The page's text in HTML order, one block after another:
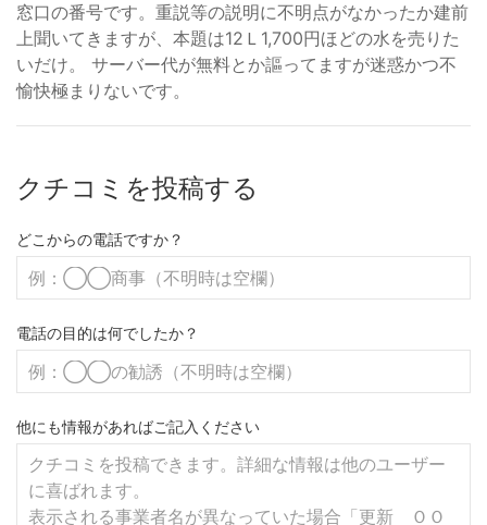
窓口の番号です。重説等の説明に不明点がなかったか建前
上聞いてきますが、本題は12Ｌ1,700円ほどの水を売りた
いだけ。 サーバー代が無料とか謳ってますが迷惑かつ不
愉快極まりないです。
クチコミを投稿する
どこからの電話ですか？
電話の目的は何でしたか？
他にも情報があればご記入ください